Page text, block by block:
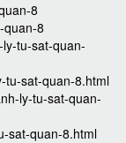
8
quan-8
tu-sat-quan-
tu-sat-quan-8.html
ly-tu-sat-quan-
sat-quan-8.html